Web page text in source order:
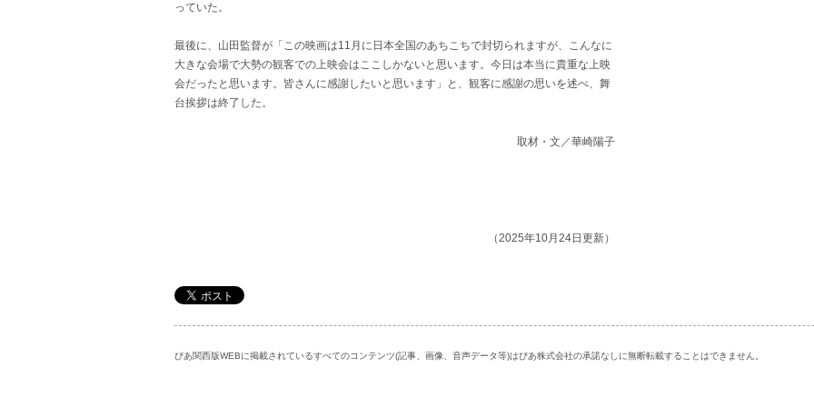
っていた。
最後に、山田監督が「この映画は11月に日本全国のあちこちで封切られますが、こんなに
大きな会場で大勢の観客での上映会はここしかないと思います。今日は本当に貴重な上映
会だったと思います。皆さんに感謝したいと思います」と、観客に感謝の思いを述べ、舞
台挨拶は終了した。
取材・文／華崎陽子
（2025年10月24日更新）
ぴあ関西版WEBに掲載されているすべてのコンテンツ(記事、画像、音声データ等)はぴあ株式会社の承諾なしに無断転載することはできません。